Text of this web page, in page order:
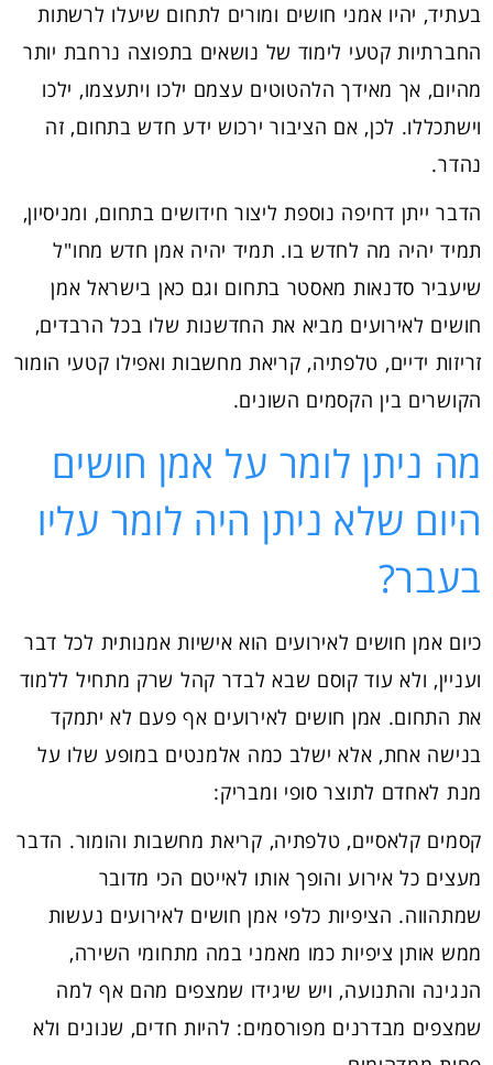
בעתיד, יהיו אמני חושים ומורים לתחום שיעלו לרשתות
החברתיות קטעי לימוד של נושאים בתפוצה נרחבת יותר
מהיום, אך מאידך הלהטוטים עצמם ילכו ויתעצמו, ילכו
וישתכללו. לכן, אם הציבור ירכוש ידע חדש בתחום, זה
נהדר.
הדבר ייתן דחיפה נוספת ליצור חידושים בתחום, ומניסיון,
תמיד יהיה מה לחדש בו. תמיד יהיה אמן חדש מחו"ל
שיעביר סדנאות מאסטר בתחום וגם כאן בישראל אמן
חושים לאירועים מביא את החדשנות שלו בכל הרבדים,
זריזות ידיים, טלפתיה, קריאת מחשבות ואפילו קטעי הומור
הקושרים בין הקסמים השונים.
מה ניתן לומר על אמן חושים
היום שלא ניתן היה לומר עליו
בעבר?
כיום אמן חושים לאירועים הוא אישיות אמנותית לכל דבר
ועניין, ולא עוד קוסם שבא לבדר קהל שרק מתחיל ללמוד
את התחום. אמן חושים לאירועים אף פעם לא יתמקד
בנישה אחת, אלא ישלב כמה אלמנטים במופע שלו על
מנת לאחדם לתוצר סופי ומבריק:
קסמים קלאסיים, טלפתיה, קריאת מחשבות והומור. הדבר
מעצים כל אירוע והופך אותו לאייטם הכי מדובר
שמתהווה. הציפיות כלפי אמן חושים לאירועים נעשות
ממש אותן ציפיות כמו מאמני במה מתחומי השירה,
הנגינה והתנועה, ויש שיגידו שמצפים מהם אף למה
שמצפים מבדרנים מפורסמים: להיות חדים, שנונים ולא